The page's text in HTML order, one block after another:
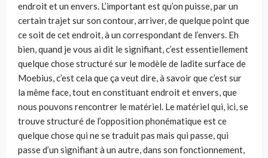
endroit et un envers. L’important est qu’on puisse, par un
certain trajet sur son contour, arri­ver, de quelque point que
ce soit de cet endroit, à un correspondant de l’envers. Eh
bien, quand je vous ai dit le signifiant, c’est essentiellement
quelque chose structuré sur le modèle de ladite surface de
Moebius, c’est cela que ça veut dire, à savoir que c’est sur
la même face, tout en constituant endroit et envers, que
nous pouvons rencontrer le matériel. Le matériel qui, ici, se
trouve structuré de l’opposition phonématique est ce
quelque chose qui ne se traduit pas mais qui passe, qui
passe d’un signifiant à un autre, dans son fonctionnement,